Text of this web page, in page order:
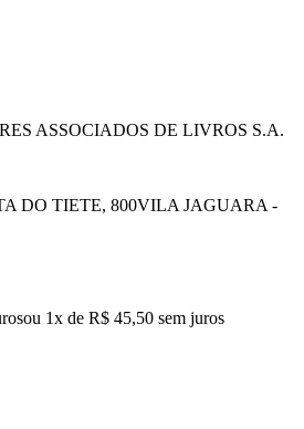
ASSOCIADOS DE LIVROS S.A.
DO TIETE, 800VILA JAGUARA -
ou 1x de R$ 45,50 sem juros